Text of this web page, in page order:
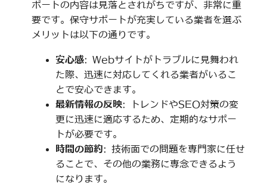
ポートの内容は見落とされがちですが、非常に重
要です。保守サポートが充実している業者を選ぶ
メリットは以下の通りです。
安心感: Webサイトがトラブルに見舞われ
た際、迅速に対応してくれる業者がいるこ
とで安心できます。
最新情報の反映: トレンドやSEO対策の変
更に迅速に適応するため、定期的なサポー
トが必要です。
時間の節約: 技術面での問題を専門家に任せ
ることで、その他の業務に専念できるよう
になります。